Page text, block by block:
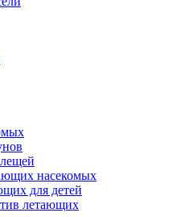
насекомых
для детей
летающих